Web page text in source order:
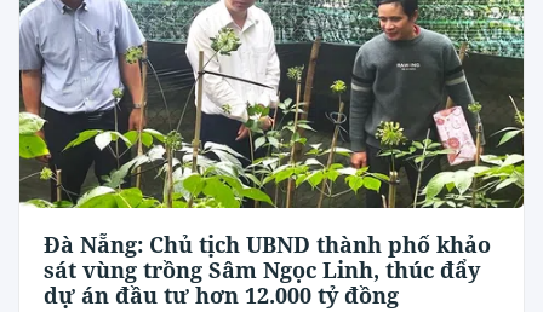
Đà Nẵng: Chủ tịch UBND thành phố khảo
sát vùng trồng Sâm Ngọc Linh, thúc đẩy
dự án đầu tư hơn 12.000 tỷ đồng